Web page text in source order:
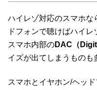
ハイレゾ対応のスマホな
ドフォンで聴けばハイレ
スマホ内部のDAC （
イズが出てしまうものも
スマホとイヤホン/ヘッ